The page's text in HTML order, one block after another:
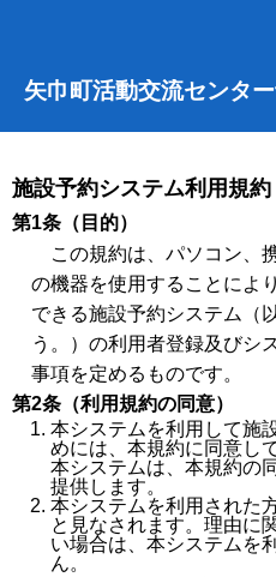
矢巾町活動交流センタ
施設予約システム利用規約
第1条（目的）
この規約は、パソコン、
の機器を使用することによ
できる施設予約システム（
う。）の利用者登録及びシ
事項を定めるものです。
第2条（利用規約の同意）
本システムを利用して施
めには、本規約に同意し
本システムは、本規約の
提供します。
本システムを利用された
と見なされます。理由に
い場合は、本システムを
ん。